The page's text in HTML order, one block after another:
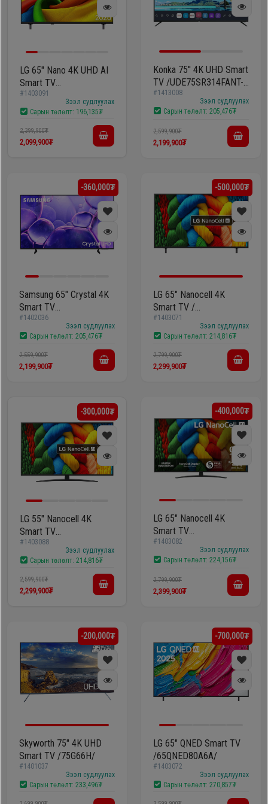
LG 65" Nano 4K UHD AI
Smart TV
/65NU900B6LA/
#1403091
Зээл судлуулах
Сарын төлөлт: 196,135₮
2,399,900₮
2,099,900₮
Konka 75'' 4K UHD Smart
TV /UDE75SR314FANT-
01/
#1413008
Зээл судлуулах
Сарын төлөлт: 205,476₮
2,599,900₮
2,199,900₮
-360,000₮
Samsung 65" Crystal 4K
Smart TV
/65U8000FUXZN/
#1402036
Зээл судлуулах
Сарын төлөлт: 205,476₮
2,559,900₮
2,199,900₮
-500,000₮
LG 65" Nanocell 4K
Smart TV /
65NANO80A6B/
#1403071
Зээл судлуулах
Сарын төлөлт: 214,816₮
2,799,900₮
2,299,900₮
-300,000₮
LG 55" Nanocell 4K
Smart TV
/55NANO81A6A/
#1403088
Зээл судлуулах
Сарын төлөлт: 214,816₮
2,599,900₮
2,299,900₮
-400,000₮
LG 65" Nanocell 4K
Smart TV
/65NANO81A6A/
#1403082
Зээл судлуулах
Сарын төлөлт: 224,156₮
2,799,900₮
2,399,900₮
-200,000₮
Skyworth 75" 4K UHD
Smart TV /75G66H/
#1401037
Зээл судлуулах
Сарын төлөлт: 233,496₮
-700,000₮
LG 65" QNED Smart TV
/65QNED80A6A/
#1403072
Зээл судлуулах
Сарын төлөлт: 270,857₮